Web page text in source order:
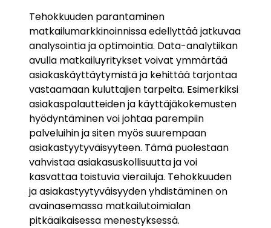
Tehokkuuden parantaminen
matkailumarkkinoinnissa edellyttää jatkuvaa
analysointia ja optimointia. Data-analytiikan
avulla matkailuyritykset voivat ymmärtää
asiakaskäyttäytymistä ja kehittää tarjontaa
vastaamaan kuluttajien tarpeita. Esimerkiksi
asiakaspalautteiden ja käyttäjäkokemusten
hyödyntäminen voi johtaa parempiin
palveluihin ja siten myös suurempaan
asiakastyytyväisyyteen. Tämä puolestaan
vahvistaa asiakasuskollisuutta ja voi
kasvattaa toistuvia vierailuja. Tehokkuuden
ja asiakastyytyväisyyden yhdistäminen on
avainasemassa matkailutoimialan
pitkäaikaisessa menestyksessä.